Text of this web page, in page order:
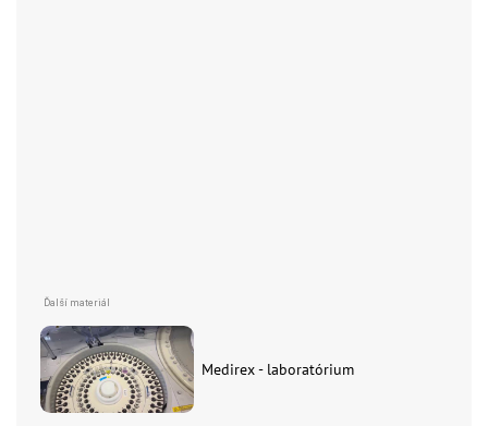
Medirex - laboratórium